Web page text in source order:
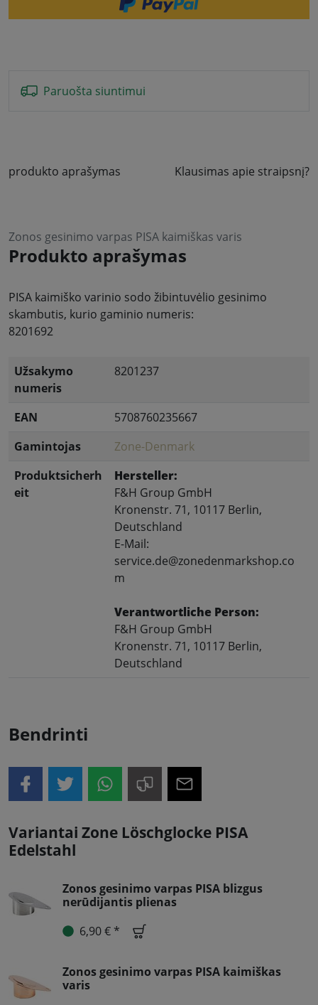
Paruošta siuntimui
produkto aprašymas Klausimas apie straipsnį?
Zonos gesinimo varpas PISA kaimiškas varis
Produkto aprašymas
PISA kaimiško varinio sodo žibintuvėlio gesinimo
skambutis, kurio gaminio numeris:
8201692
Užsakymo
numeris
8201237
EAN
5708760235667
Gamintojas
Zone-Denmark
Produktsicherh
eit
Hersteller:
F&H Group GmbH
Kronenstr. 71, 10117 Berlin,
Deutschland
E-Mail:
service.de@zonedenmarkshop.co
m
Verantwortliche Person:
F&H Group GmbH
Kronenstr. 71, 10117 Berlin,
Deutschland
Bendrinti
Variantai Zone Löschglocke PISA
Edelstahl
Zonos gesinimo varpas PISA blizgus
nerūdijantis plienas
6,90 € *
Zonos gesinimo varpas PISA kaimiškas
varis